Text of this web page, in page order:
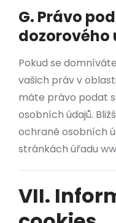
G. Právo
dozorového
Pokud se
vašich práv v
máte právo podat
osobních údajů.
ochraně osobních
stránkách úřadu
VII.